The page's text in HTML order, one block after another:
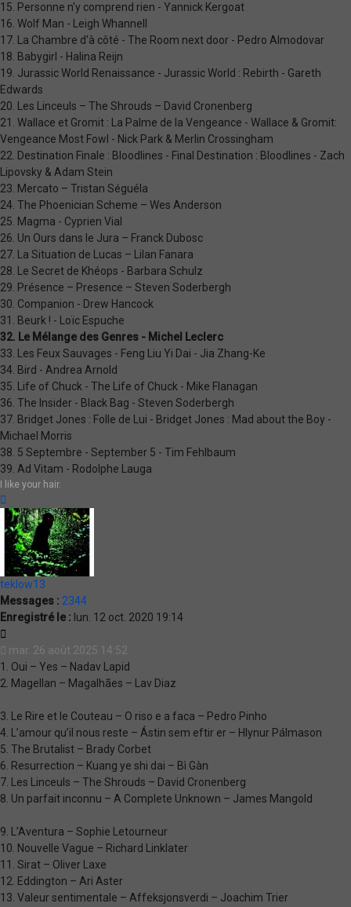
15. Personne n'y comprend rien - Yannick Kergoat
16. Wolf Man - Leigh Whannell
17. La Chambre d'à côté - The Room next door - Pedro Almodovar
18. Babygirl - Halina Reijn
19. Jurassic World Renaissance - Jurassic World : Rebirth - Gareth
Edwards
20. Les Linceuls – The Shrouds – David Cronenberg
21. Wallace et Gromit : La Palme de la Vengeance - Wallace & Gromit:
Vengeance Most Fowl - Nick Park & Merlin Crossingham
22. Destination Finale : Bloodlines - Final Destination : Bloodlines - Zach
Lipovsky & Adam Stein
23. Mercato – Tristan Séguéla
24. The Phoenician Scheme – Wes Anderson
25. Magma - Cyprien Vial
26. Un Ours dans le Jura – Franck Dubosc
27. La Situation de Lucas – Lilan Fanara
28. Le Secret de Khéops - Barbara Schulz
29. Présence – Presence – Steven Soderbergh
30. Companion - Drew Hancock
31. Beurk ! - Loïc Espuche
32. Le Mélange des Genres - Michel Leclerc
33. Les Feux Sauvages - Feng Liu Yi Dai - Jia Zhang-Ke
34. Bird - Andrea Arnold
35. Life of Chuck - The Life of Chuck - Mike Flanagan
36. The Insider - Black Bag - Steven Soderbergh
37. Bridget Jones : Folle de Lui - Bridget Jones : Mad about the Boy -
Michael Morris
38. 5 Septembre - September 5 - Tim Fehlbaum
39. Ad Vitam - Rodolphe Lauga
I like your hair.
teklow13
Messages : 2344
Enregistré le : lun. 12 oct. 2020 19:14
mar. 26 août 2025 14:52
1. Oui – Yes – Nadav Lapid
2. Magellan – Magalhães – Lav Diaz
3. Le Rire et le Couteau – O riso e a faca – Pedro Pinho
4. L’amour qu’il nous reste – Ástin sem eftir er – Hlynur Pálmason
5. The Brutalist – Brady Corbet
6. Resurrection – Kuang ye shi dai – Bì Gàn
7. Les Linceuls – The Shrouds – David Cronenberg
8. Un parfait inconnu – A Complete Unknown – James Mangold
9. L’Aventura – Sophie Letourneur
10. Nouvelle Vague – Richard Linklater
11. Sirat – Oliver Laxe
12. Eddington – Ari Aster
13. Valeur sentimentale – Affeksjonsverdi – Joachim Trier